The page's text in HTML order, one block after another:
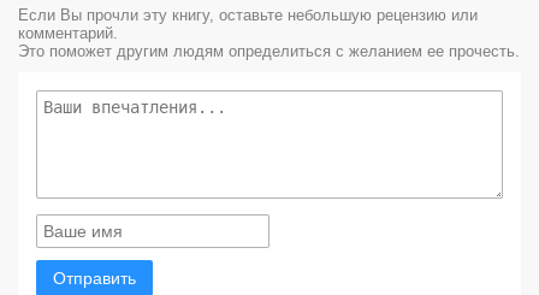
Если Вы прочли эту книгу, оставьте небольшую рецензию или
комментарий.
Это поможет другим людям определиться с желанием ее прочесть.
Отправить